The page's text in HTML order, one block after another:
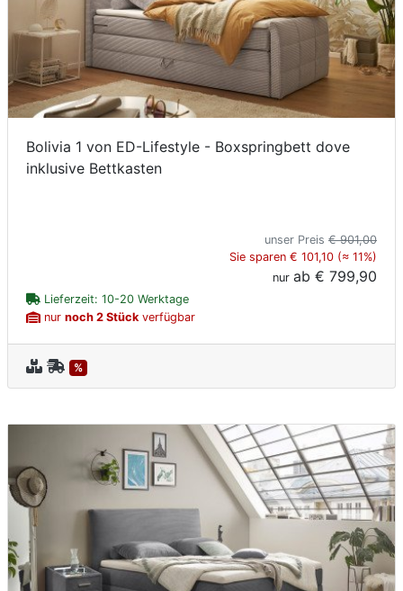
Bolivia 1 von ED-Lifestyle - Boxspringbett dove
inklusive Bettkasten
unser Preis € 901,00
Sie sparen € 101,10 (≈ 11%)
nur ab € 799,90
Lieferzeit: 10-20 Werktage
nur noch 2 Stückverfügbar
%
Letz-